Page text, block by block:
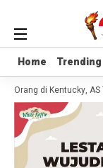
Home Trending
Home Trending
Orang di Kentucky, AS